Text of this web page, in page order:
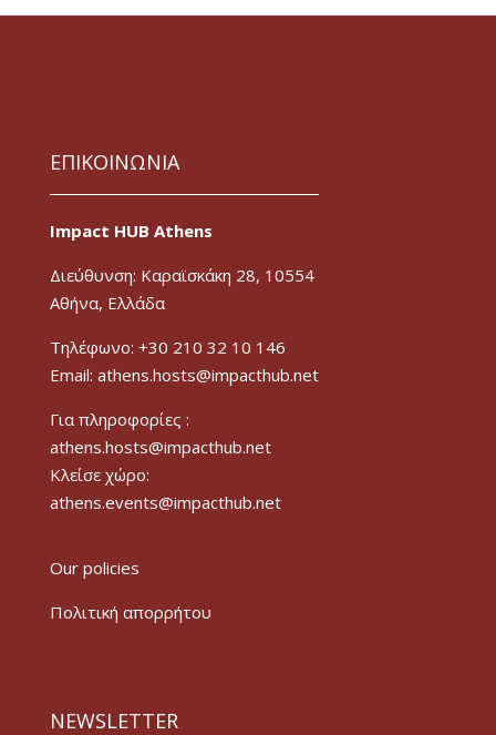
ΕΠΙΚΟΙΝΩΝΙΑ
Impact HUB Athens
Διεύθυνση: Καραϊσκάκη 28, 10554
Αθήνα, Ελλάδα
Τηλέφωνο: +30 210 32 10 146
Email: athens.hosts@impacthub.net
Για πληροφορίες :
athens.hosts@impacthub.net
Κλείσε χώρο:
athens.events@impacthub.net
Our policies
Πολιτική απορρήτου
NEWSLETTER